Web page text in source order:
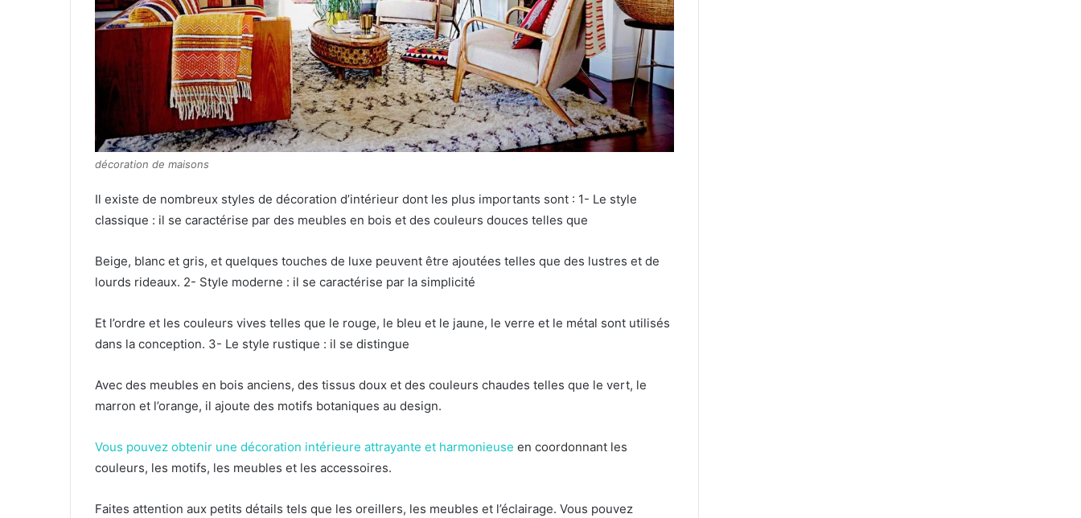
décoration de maisons
Il existe de nombreux styles de décoration d’intérieur dont les plus importants sont : 1- Le style
classique : il se caractérise par des meubles en bois et des couleurs douces telles que
Beige, blanc et gris, et quelques touches de luxe peuvent être ajoutées telles que des lustres et de
lourds rideaux. 2- Style moderne : il se caractérise par la simplicité
Et l’ordre et les couleurs vives telles que le rouge, le bleu et le jaune, le verre et le métal sont utilisés
dans la conception. 3- Le style rustique : il se distingue
Avec des meubles en bois anciens, des tissus doux et des couleurs chaudes telles que le vert, le
marron et l’orange, il ajoute des motifs botaniques au design.
Vous pouvez obtenir une décoration intérieure attrayante et harmonieuse en coordonnant les
couleurs, les motifs, les meubles et les accessoires.
Faites attention aux petits détails tels que les oreillers, les meubles et l’éclairage. Vous pouvez